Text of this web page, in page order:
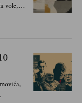
vole, a